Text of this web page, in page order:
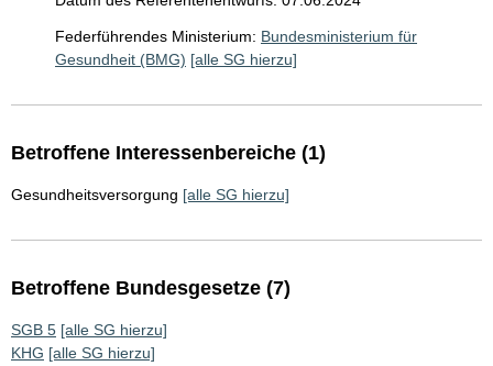
Federführendes Ministerium: Bundesministerium für
Gesundheit (BMG) [alle SG hierzu]
Betroffene Interessenbereiche (1)
Gesundheitsversorgung [alle SG hierzu]
Betroffene Bundesgesetze (7)
SGB 5 [alle SG hierzu]
KHG [alle SG hierzu]